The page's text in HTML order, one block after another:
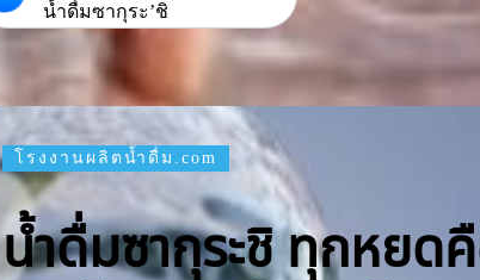
น้ำดื่มซากุระ’ชิ
โรงงานผลิตน้ำดื่ม.com
น้ำดื่มซากุระชิ ทุกหยดคื